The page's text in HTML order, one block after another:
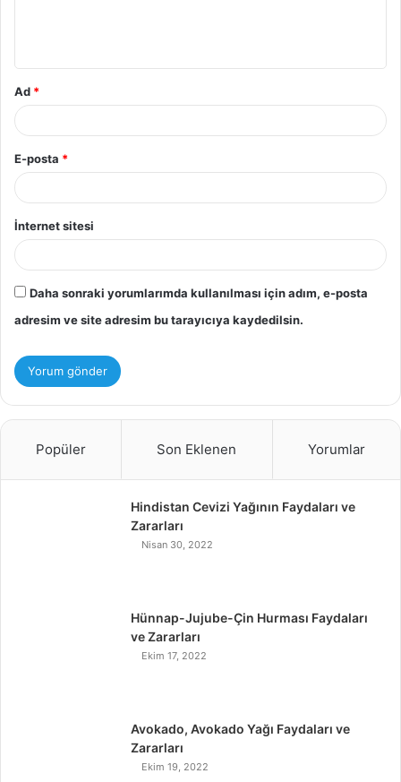
Ad *
E-posta *
İnternet sitesi
Daha sonraki yorumlarımda kullanılması için adım, e-posta
adresim ve site adresim bu tarayıcıya kaydedilsin.
Popüler Son Eklenen Yorumlar
Hindistan Cevizi Yağının Faydaları ve
Zararları
Nisan 30, 2022
Hünnap-Jujube-Çin Hurması Faydaları
ve Zararları
Ekim 17, 2022
Avokado, Avokado Yağı Faydaları ve
Zararları
Ekim 19, 2022